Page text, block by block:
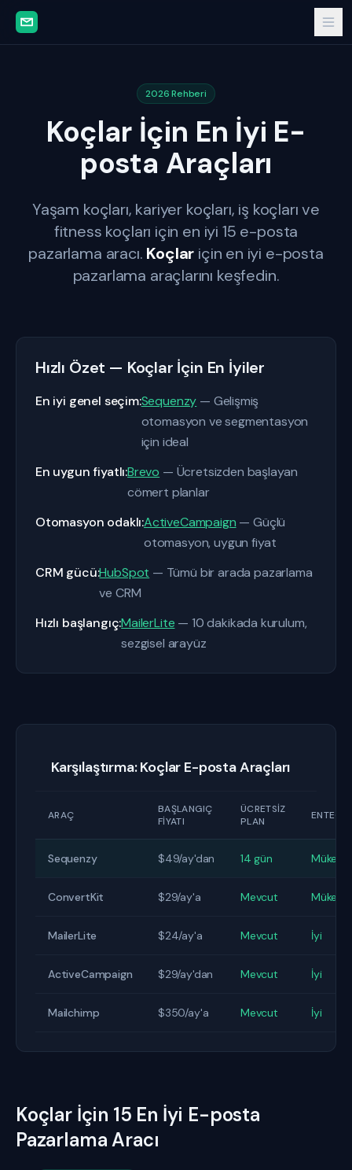
2026 Rehberi
Koçlar İçin En İyi E-
posta Araçları
Yaşam koçları, kariyer koçları, iş koçları ve
fitness koçları için en iyi 15 e-posta
pazarlama aracı. Koçlar için en iyi e-posta
pazarlama araçlarını keşfedin.
Hızlı Özet — Koçlar İçin En İyiler
En iyi genel seçim:Sequenzy — Gelişmiş
otomasyon ve segmentasyon
için ideal
En uygun fiyatlı:Brevo — Ücretsizden başlayan
cömert planlar
Otomasyon odaklı:ActiveCampaign — Güçlü
otomasyon, uygun fiyat
CRM gücü:HubSpot — Tümü bir arada pazarlama
ve CRM
Hızlı başlangıç:MailerLite — 10 dakikada kurulum,
sezgisel arayüz
Karşılaştırma: Koçlar E-posta Araçları
ARAÇ
BAŞLANGIÇ
FIYATI
ÜCRETSIZ
PLAN
Sequenzy $49/ay'dan 14 gün
ConvertKit $29/ay'a Mevcut
MailerLite $24/ay'a Mevcut İyi
ActiveCampaign $29/ay'dan Mevcut İyi
Mailchimp $350/ay'a Mevcut İyi
Koçlar İçin 15 En İyi E-posta
Pazarlama Aracı